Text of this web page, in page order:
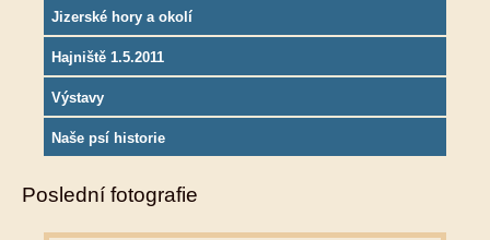
Jizerské hory a okolí
Hajniště 1.5.2011
Výstavy
Naše psí historie
Poslední fotografie